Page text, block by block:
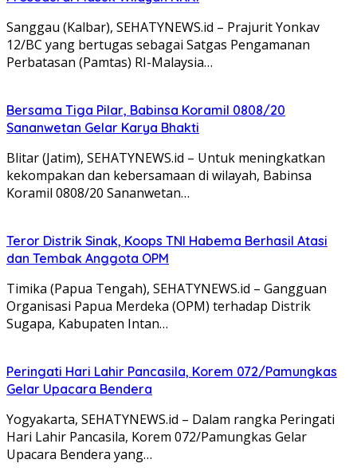
Sanggau (Kalbar), SEHATYNEWS.id – Prajurit Yonkav
12/BC yang bertugas sebagai Satgas Pengamanan
Perbatasan (Pamtas) RI-Malaysia…
Bersama Tiga Pilar, Babinsa Koramil 0808/20
Sananwetan Gelar Karya Bhakti
Blitar (Jatim), SEHATYNEWS.id – Untuk meningkatkan
kekompakan dan kebersamaan di wilayah, Babinsa
Koramil 0808/20 Sananwetan…
Teror Distrik Sinak, Koops TNI Habema Berhasil Atasi
dan Tembak Anggota OPM
Timika (Papua Tengah), SEHATYNEWS.id – Gangguan
Organisasi Papua Merdeka (OPM) terhadap Distrik
Sugapa, Kabupaten Intan…
Peringati Hari Lahir Pancasila, Korem 072/Pamungkas
Gelar Upacara Bendera
Yogyakarta, SEHATYNEWS.id – Dalam rangka Peringati
Hari Lahir Pancasila, Korem 072/Pamungkas Gelar
Upacara Bendera yang…